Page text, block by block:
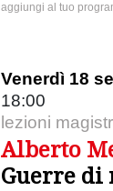
aggiungi al tuo
Venerdì 18
18:00
lezioni
Alberto
Guerre di